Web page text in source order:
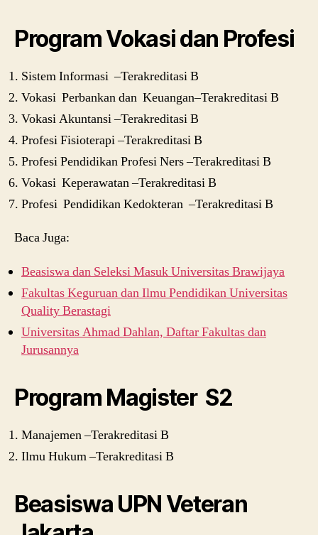
Program Vokasi dan Profesi
Sistem Informasi –Terakreditasi B
Vokasi Perbankan dan Keuangan–Terakreditasi B
Vokasi Akuntansi –Terakreditasi B
Profesi Fisioterapi –Terakreditasi B
Profesi Pendidikan Profesi Ners –Terakreditasi B
Vokasi Keperawatan –Terakreditasi B
Profesi Pendidikan Kedokteran –Terakreditasi B
Baca Juga:
Beasiswa dan Seleksi Masuk Universitas Brawijaya
Fakultas Keguruan dan Ilmu Pendidikan Universitas
Quality Berastagi
Universitas Ahmad Dahlan, Daftar Fakultas dan
Jurusannya
Program Magister S2
Manajemen –Terakreditasi B
Ilmu Hukum –Terakreditasi B
Beasiswa UPN Veteran